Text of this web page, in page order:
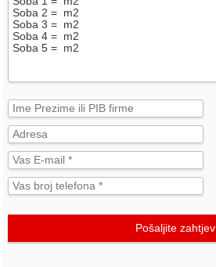
Pošaljite zahtjev